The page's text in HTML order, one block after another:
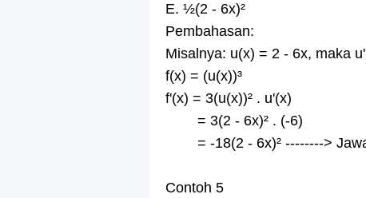
E. ½(2 - 6x)²
Pembahasan:
Misalnya: u(x) = 2 - 6x, maka
f(x) = (u(x))³
f'(x) = 3(u(x))² . u'(x)
= 3(2 - 6x)² . (-6)
= -18(2 - 6x)² -------->
Contoh 5